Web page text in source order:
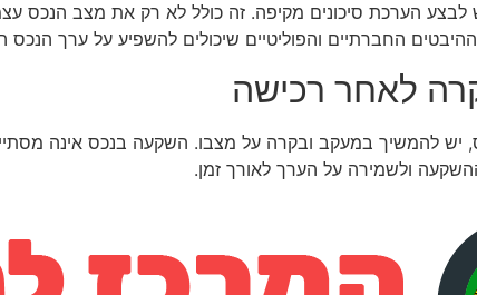
הערכת סיכונים מקיפה. זה כולל לא רק את מצב הנכס
החברתיים והפוליטיים שיכולים להשפיע על ערך הנכס
לאחר רכישה
יש להמשיך במעקב ובקרה על מצבו. השקעה בנכס אינה
ולשמירה על הערך לאורך זמן.